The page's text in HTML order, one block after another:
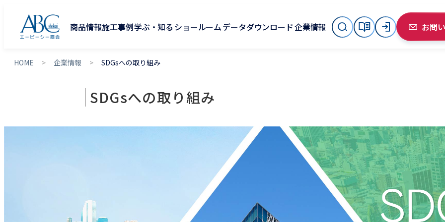
商品情報施工事例学ぶ・知る ショールームデータダウンロード企業情報 お問
HOME 企業情報 SDGsへの取り組み
SDGsへの取り組み